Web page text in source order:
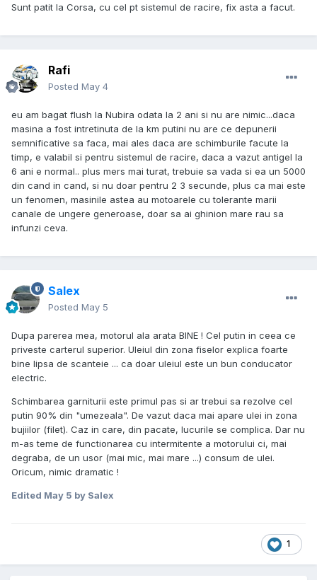
Sunt patit la Corsa, cu cel pt sistemul de racire, fix asta a facut.
Rafi
Posted May 4
eu am bagat flush la Nubira odata la 2 ani si nu are nimic...daca
masina a fost intretinuta de la km putini nu are ce depunerii
semnificative sa faca, mai ales daca are schimburile facute la
timp, e valabil si pentru sistemul de racire, daca a vazut antigel la
6 ani e normal.. plus mers mai turat, trebuie sa vada si ea un 5000
din cand in cand, si nu doar pentru 2 3 secunde, plus ca mai este
un fenomen, masinile astea au motoarele cu tolerante marii
canale de ungere generoase, doar sa ai ghinion mare rau sa
infunzi ceva.
Salex
Posted May 5
Dupa parerea mea, motorul ala arata BINE ! Cel putin in ceea ce
priveste carterul superior. Uleiul din zona fiselor explica foarte
bine lipsa de scanteie ... ca doar uleiul este un bun conducator
electric.
Schimbarea garniturii este primul pas si ar trebui sa rezolve cel
putin 90% din "umezeala". De vazut daca mai apare ulei in zona
bujiilor (filet). Caz in care, din pacate, lucurile se complica. Dar nu
m-as teme de functionarea cu intermitente a motorului ci, mai
degraba, de un usor (mai mic, mai mare ...) consum de ulei.
Oricum, nimic dramatic !
Edited May 5 by Salex
1